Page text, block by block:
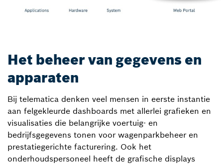
Het beheer van gegevens en
apparaten
Bij telematica denken veel mensen in eerste instantie
aan felgekleurde dashboards met allerlei grafieken en
visualisaties die belangrijke voertuig- en
bedrijfsgegevens tonen voor wagenparkbeheer en
prestatiegerichte facturering. Ook het
onderhoudspersoneel heeft de grafische displays